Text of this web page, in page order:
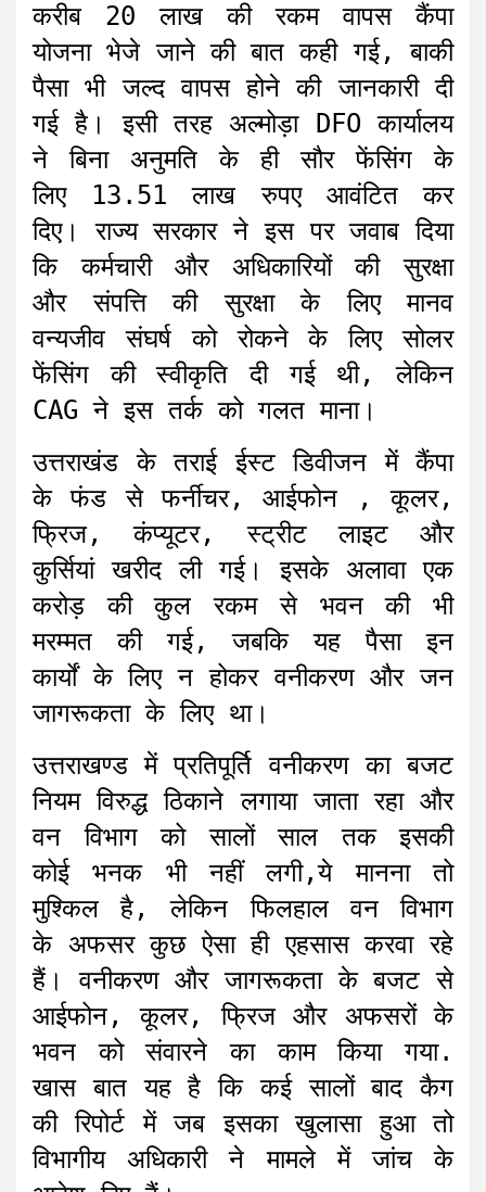
करीब 20 लाख की रकम वापस कैंपा
योजना भेजे जाने की बात कही गई, बाकी
पैसा भी जल्द वापस होने की जानकारी दी
गई है। इसी तरह अल्मोड़ा DFO कार्यालय
ने बिना अनुमति के ही सौर फेंसिंग के
लिए 13.51 लाख रुपए आवंटित कर
दिए। राज्य सरकार ने इस पर जवाब दिया
कि कर्मचारी और अधिकारियों की सुरक्षा
और संपत्ति की सुरक्षा के लिए मानव
वन्यजीव संघर्ष को रोकने के लिए सोलर
फेंसिंग की स्वीकृति दी गई थी, लेकिन
CAG ने इस तर्क को गलत माना।
उत्तराखंड के तराई ईस्ट डिवीजन में कैंपा
के फंड से फर्नीचर, आईफोन , कूलर,
फ्रिज, कंप्यूटर, स्ट्रीट लाइट और
कुर्सियां खरीद ली गई। इसके अलावा एक
करोड़ की कुल रकम से भवन की भी
मरम्मत की गई, जबकि यह पैसा इन
कार्यों के लिए न होकर वनीकरण और जन
जागरूकता के लिए था।
उत्तराखण्ड में प्रतिपूर्ति वनीकरण का बजट
नियम विरुद्ध ठिकाने लगाया जाता रहा और
वन विभाग को सालों साल तक इसकी
कोई भनक भी नहीं लगी,ये मानना तो
मुश्किल है, लेकिन फिलहाल वन विभाग
के अफसर कुछ ऐसा ही एहसास करवा रहे
हैं। वनीकरण और जागरूकता के बजट से
आईफोन, कूलर, फ्रिज और अफसरों के
भवन को संवारने का काम किया गया.
खास बात यह है कि कई सालों बाद कैग
की रिपोर्ट में जब इसका खुलासा हुआ तो
विभागीय अधिकारी ने मामले में जांच के